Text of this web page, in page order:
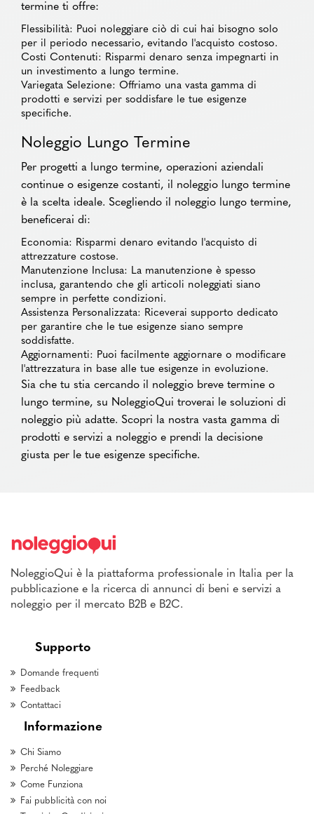
termine ti offre:
Flessibilità: Puoi noleggiare ciò di cui hai bisogno solo
per il periodo necessario, evitando l'acquisto costoso.
Costi Contenuti: Risparmi denaro senza impegnarti in
un investimento a lungo termine.
Variegata Selezione: Offriamo una vasta gamma di
prodotti e servizi per soddisfare le tue esigenze
specifiche.
Noleggio Lungo Termine
Per progetti a lungo termine, operazioni aziendali
continue o esigenze costanti, il noleggio lungo termine
è la scelta ideale. Scegliendo il noleggio lungo termine,
beneficerai di:
Economia: Risparmi denaro evitando l'acquisto di
attrezzature costose.
Manutenzione Inclusa: La manutenzione è spesso
inclusa, garantendo che gli articoli noleggiati siano
sempre in perfette condizioni.
Assistenza Personalizzata: Riceverai supporto dedicato
per garantire che le tue esigenze siano sempre
soddisfatte.
Aggiornamenti: Puoi facilmente aggiornare o modificare
l'attrezzatura in base alle tue esigenze in evoluzione.
Sia che tu stia cercando il noleggio breve termine o
lungo termine, su NoleggioQui troverai le soluzioni di
noleggio più adatte. Scopri la nostra vasta gamma di
prodotti e servizi a noleggio e prendi la decisione
giusta per le tue esigenze specifiche.
NoleggioQui è la piattaforma professionale in Italia per la
pubblicazione e la ricerca di annunci di beni e servizi a
noleggio per il mercato B2B e B2C.
Supporto
Domande frequenti
Feedback
Contattaci
Informazione
Chi Siamo
Perché Noleggiare
Come Funziona
Fai pubblicità con noi